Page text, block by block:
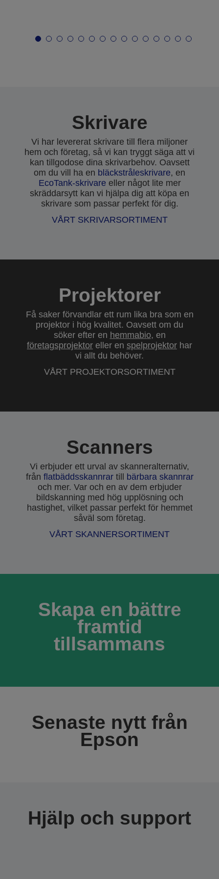
Skrivare
Vi har levererat skrivare till flera miljoner
hem och företag, så vi kan tryggt säga att vi
kan tillgodose dina skrivarbehov. Oavsett
om du vill ha en bläckstråleskrivare, en
EcoTank-skrivare eller något lite mer
skräddarsytt kan vi hjälpa dig att köpa en
skrivare som passar perfekt för dig.
VÅRT SKRIVARSORTIMENT
Projektorer
Få saker förvandlar ett rum lika bra som en
projektor i hög kvalitet. Oavsett om du
söker efter en hemmabio, en
företagsprojektor eller en spelprojektor har
vi allt du behöver.
VÅRT PROJEKTORSORTIMENT
Scanners
Vi erbjuder ett urval av skanneralternativ,
från flatbäddsskannrartill
bärbara skannrar
och mer. Var och en av dem erbjuder
bildskanning med hög upplösning och
hastighet, vilket passar perfekt för hemmet
såväl som företag.
VÅRT SKANNERSORTIMENT
Skapa en bättre
framtid
tillsammans
Senaste nytt från
Epson
Hjälp och support